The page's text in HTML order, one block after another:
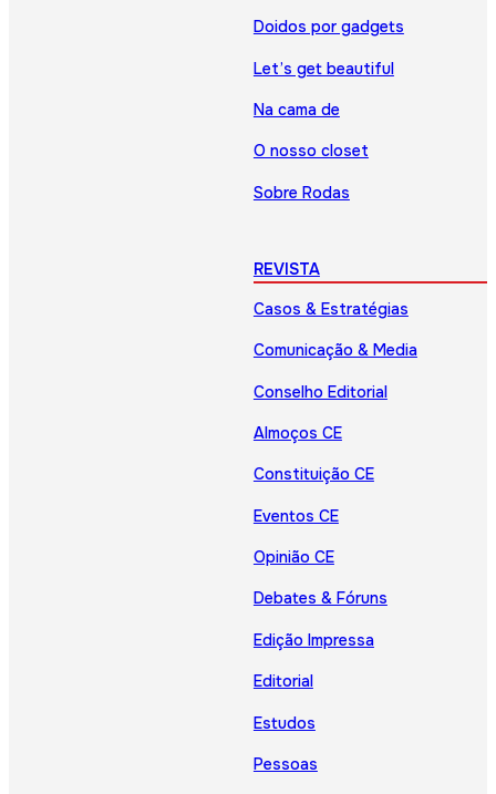
Doidos por gadgets
Let’s get beautiful
Na cama de
O nosso closet
Sobre Rodas
REVISTA
Casos & Estratégias
Comunicação & Media
Conselho Editorial
Almoços CE
Constituição CE
Eventos CE
Opinião CE
Debates & Fóruns
Edição Impressa
Editorial
Estudos
Pessoas